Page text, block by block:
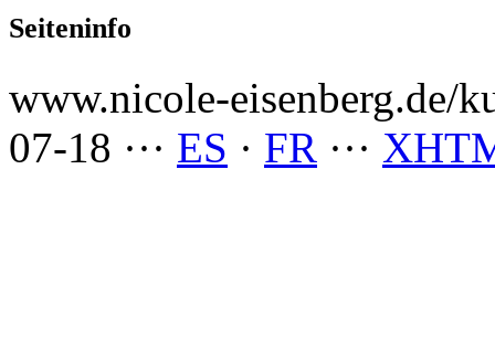
Seiteninfo
www.nicole-eisenberg.de/
07-18 ··· ES · FR ···